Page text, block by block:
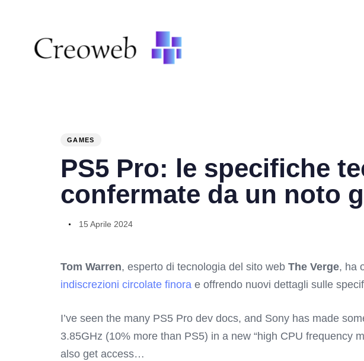
GAMES
PS5 Pro: le specifiche
confermate da un noto
15 Aprile 2024
Tom Warren, esperto di tecnologia del sito web The Verge, ha
indiscrezioni circolate finora e offrendo nuovi dettagli sulle
I’ve seen the many PS5 Pro dev docs, and Sony has made
3.85GHz (10% more than PS5) in a new “high CPU frequency
also get access…